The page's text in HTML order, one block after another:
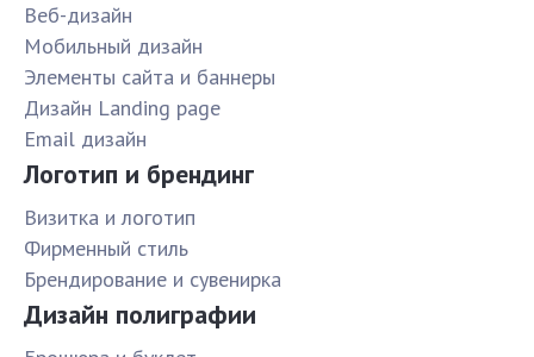
Веб-дизайн
Мобильный дизайн
Элементы сайта и баннеры
Дизайн Landing page
Email дизайн
Логотип и брендинг
Визитка и логотип
Фирменный стиль
Брендирование и сувенирка
Дизайн полиграфии